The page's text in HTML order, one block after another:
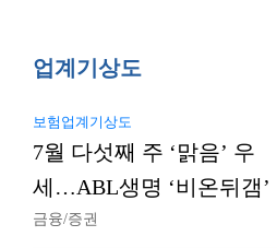
업계기상도
보험업계기상도
7월 다섯째 주 ‘맑음’ 우
세…ABL생명 ‘비온뒤갬’
금융/증권